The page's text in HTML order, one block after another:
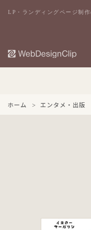
LP・ランディングページ制
ホーム エンタメ・出版